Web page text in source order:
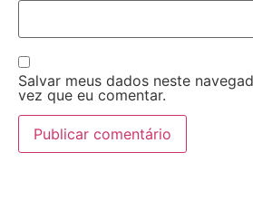
Salvar meus dados neste
vez que eu comentar.